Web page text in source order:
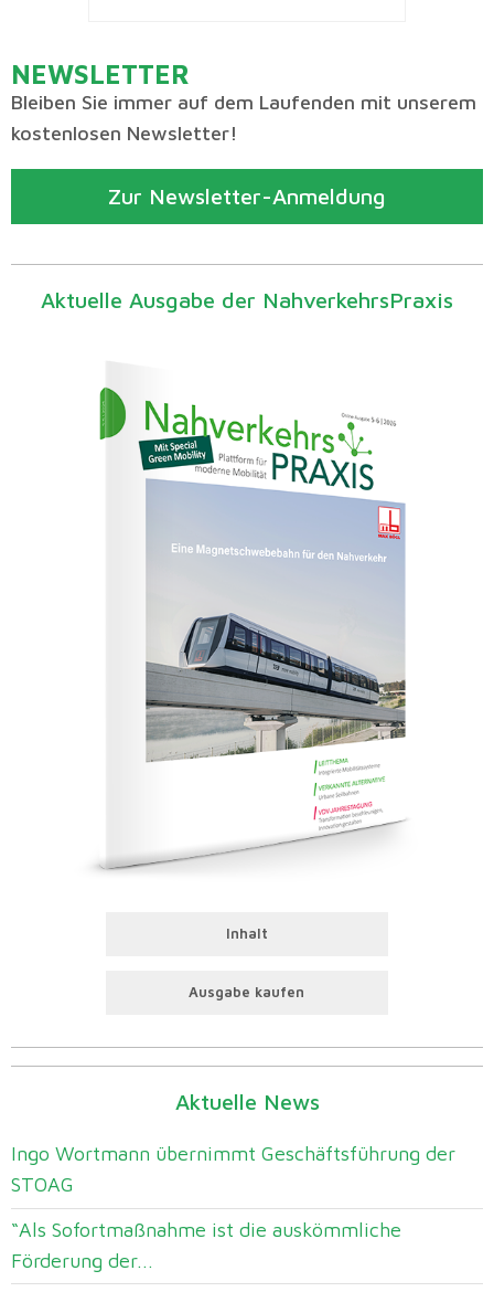
NEWSLETTER
Bleiben Sie immer auf dem Laufenden mit unserem
kostenlosen Newsletter!
Zur Newsletter-Anmeldung
Aktuelle Ausgabe der NahverkehrsPraxis
Inhalt
Ausgabe kaufen
Aktuelle News
Ingo Wortmann übernimmt Geschäftsführung der
STOAG
“Als Sofortmaßnahme ist die auskömmliche
Förderung der...